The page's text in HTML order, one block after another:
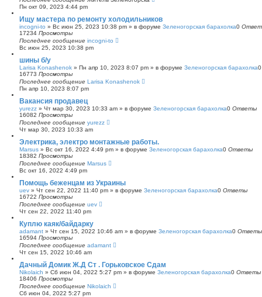
Пн окт 09, 2023 4:44 pm
Ищу мастера по ремонту холодильников
incogni-to » Вс июн 25, 2023 10:38 pm » в форуме Зеленогорская барахолка0
17234 Просмотры
Последнее сообщение incogni-to
Вс июн 25, 2023 10:38 pm
шины б/у
Larisa Konashenok » Пн апр 10, 2023 8:07 pm » в форуме Зеленогорская барахолка
16773 Просмотры
Последнее сообщение Larisa Konashenok
Пн апр 10, 2023 8:07 pm
Вакансия продавец
yurezz » Чт мар 30, 2023 10:33 am » в форуме Зеленогорская барахолка0 Ответы
16082 Просмотры
Последнее сообщение yurezz
Чт мар 30, 2023 10:33 am
Электрика, электро монтажные работы.
Marsus » Вс окт 16, 2022 4:49 pm » в форуме Зеленогорская барахолка0 Ответы
18382 Просмотры
Последнее сообщение Marsus
Вс окт 16, 2022 4:49 pm
Помощь беженцам из Украины
uev » Чт сен 22, 2022 11:40 pm » в форуме Зеленогорская барахолка0 Ответы
16722 Просмотры
Последнее сообщение uev
Чт сен 22, 2022 11:40 pm
Куплю каяк/байдарку
adamant » Чт сен 15, 2022 10:46 am » в форуме Зеленогорская барахолка0 Ответы
16594 Просмотры
Последнее сообщение adamant
Чт сен 15, 2022 10:46 am
Дачный Домик Ж.Д Ст . Горьковское Сдам
Nikolaich » Сб июн 04, 2022 5:27 pm » в форуме Зеленогорская барахолка0 Ответы
18406 Просмотры
Последнее сообщение Nikolaich
Сб июн 04, 2022 5:27 pm